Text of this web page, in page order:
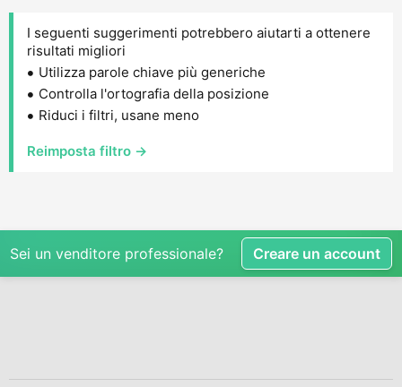
I seguenti suggerimenti potrebbero aiutarti a ottenere
risultati migliori
Utilizza parole chiave più generiche
Controlla l'ortografia della posizione
Riduci i filtri, usane meno
Reimposta filtro →
Sei un venditore professionale? Creare un account